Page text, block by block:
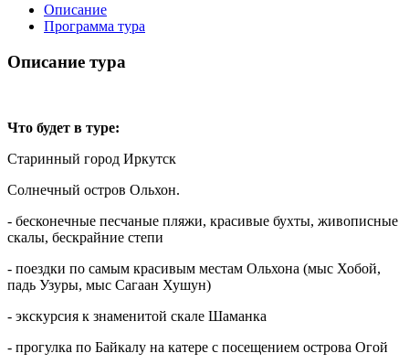
Описание
Программа тура
Описание тура
Что будет в туре:
Старинный город Иркутск
Солнечный остров Ольхон.
- бесконечные песчаные пляжи, красивые бухты, живописные
скалы, бескрайние степи
- поездки по самым красивым местам Ольхона (мыс Хобой,
падь Узуры, мыс Сагаан Хушун)
- экскурсия к знаменитой скале Шаманка
- прогулка по Байкалу на катере с посещением острова Огой